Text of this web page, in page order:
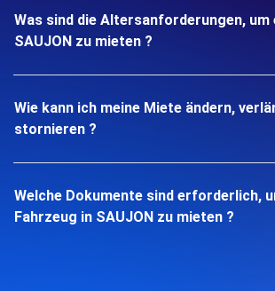
Was sind die Altersanforderungen, um
SAUJON zu mieten ?
Wie kann ich meine Miete ändern,
stornieren ?
Welche Dokumente sind erforderlich,
Fahrzeug in SAUJON zu mieten ?